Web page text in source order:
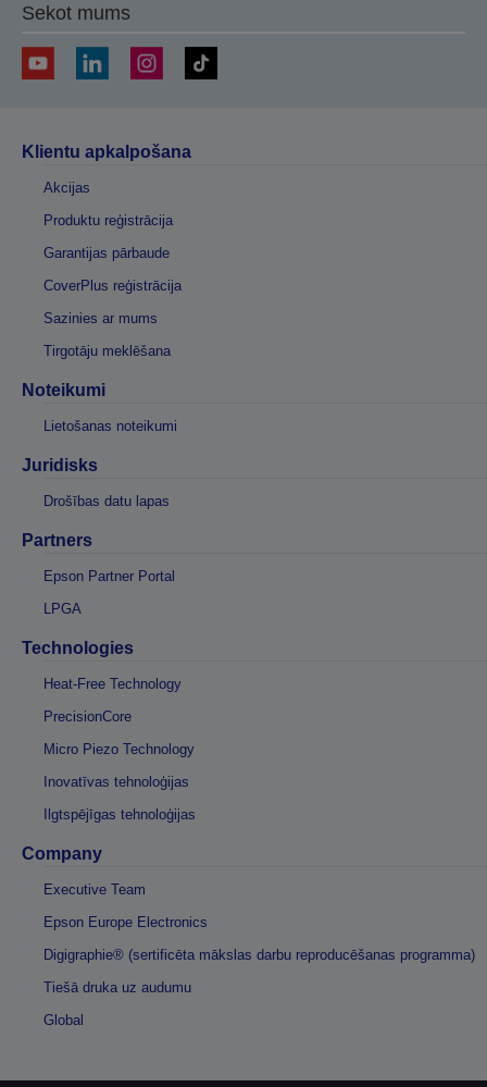
Sekot mums
Klientu apkalpošana
Akcijas
Produktu reģistrācija
Garantijas pārbaude
CoverPlus reģistrācija
Sazinies ar mums
Tirgotāju meklēšana
Noteikumi
Lietošanas noteikumi
Juridisks
Drošības datu lapas
Partners
Epson Partner Portal
LPGA
Technologies
Heat-Free Technology
PrecisionCore
Micro Piezo Technology
Inovatīvas tehnoloģijas
Ilgtspējīgas tehnoloģijas
Company
Executive Team
Epson Europe Electronics
Digigraphie® (sertificēta mākslas darbu reproducēšanas programma)
Tiešā druka uz audumu
Global